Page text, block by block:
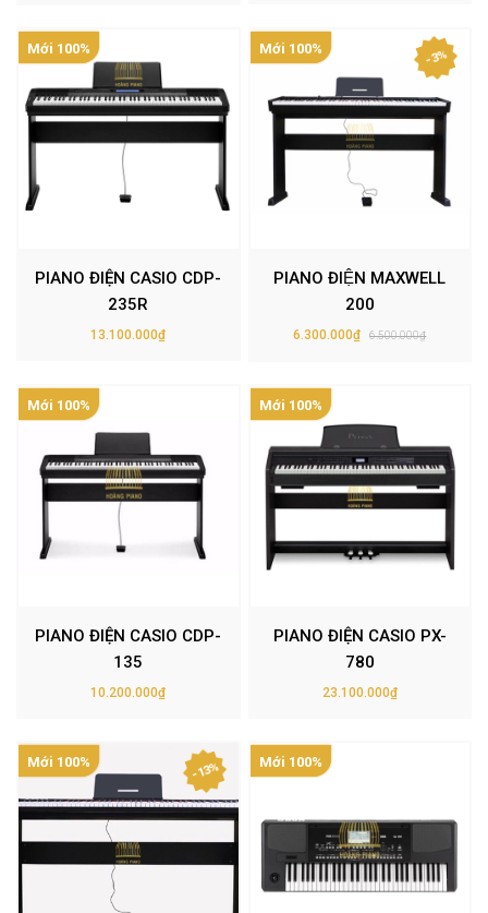
Mới 100%
PIANO ĐIỆN CASIO CDP-
235R
13.100.000₫
- 3%
Mới 100%
PIANO ĐIỆN MAXWELL
200
6.300.000₫ 6.500.000₫
Mới 100%
PIANO ĐIỆN CASIO CDP-
135
10.200.000₫
Mới 100%
PIANO ĐIỆN CASIO PX-
780
23.100.000₫
- 13%
Mới 100% Mới 100%